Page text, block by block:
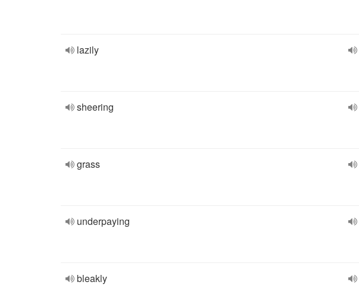
lazily
sheering
grass
underpaying
bleakly